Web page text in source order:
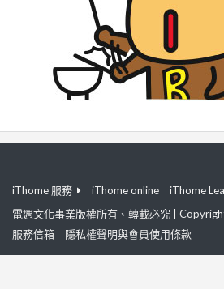
iThome 服務 iThome online
iThome
電週文化事業版權所有、轉載必究 |
服務信箱
隱私權聲明與會員使用條款